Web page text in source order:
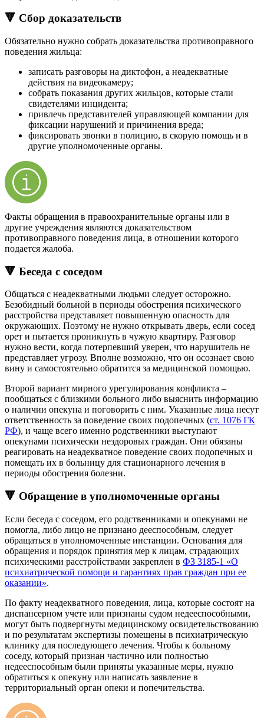
🔻 Сбор доказательств
Обязательно нужно собрать доказательства противоправного
поведения жильца:
записать разговоры на диктофон, а неадекватные
действия на видеокамеру;
собрать показания других жильцов, которые стали
свидетелями инцидента;
привлечь представителей управляющей компании для
фиксации нарушений и причинения вреда;
фиксировать звонки в полицию, в скорую помощь и в
другие уполномоченные органы.
Факты обращения в правоохранительные органы или в
другие учреждения являются доказательством
противоправного поведения лица, в отношении которого
подается жалоба.
🔻 Беседа с соседом
Общаться с неадекватными людьми следует осторожно.
Безобидный больной в периоды обострения психического
расстройства представляет повышенную опасность для
окружающих. Поэтому не нужно открывать дверь, если сосед
орет и пытается проникнуть в чужую квартиру. Разговор
нужно вести, когда потерпевший уверен, что нарушитель не
представляет угрозу. Вполне возможно, что он осознает свою
вину и самостоятельно обратится за медицинской помощью.
Второй вариант мирного урегулирования конфликта –
пообщаться с близкими больного либо выяснить информацию
о наличии опекуна и поговорить с ним. Указанные лица несут
ответственность за поведение своих подопечных (ст. 1076 ГК
РФ), и чаще всего именно родственники выступают
опекунами психически нездоровых граждан. Они обязаны
реагировать на неадекватное поведение своих подопечных и
помещать их в больницу для стационарного лечения в
периоды обострения болезни.
🔻 Обращение в уполномоченные органы
Если беседа с соседом, его родственниками и опекунами не
помогла, либо лицо не признано дееспособным, следует
обращаться в уполномоченные инстанции. Основания для
обращения и порядок принятия мер к лицам, страдающих
психическими расстройствами закреплен в ФЗ 3185-1 «О
психиатрической помощи и гарантиях прав граждан при ее
оказании».
По факту неадекватного поведения, лица, которые состоят на
диспансерном учете или признаны судом недееспособными,
могут быть подвергнуты медицинскому освидетельствованию
и по результатам экспертизы помещены в психиатрическую
клинику для последующего лечения. Чтобы к больному
соседу, который признан частично или полностью
недееспособным были приняты указанные меры, нужно
обратиться к опекуну или написать заявление в
территориальный орган опеки и попечительства.